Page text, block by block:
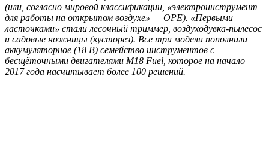
(или, согласно мировой классификации, «электроинструмент
для работы на открытом воздухе» — OPE). «Первыми
ласточками» стали лесочный триммер, воздуходувка-пылесос
и садовые ножницы (кусторез). Все три модели пополнили
аккумуляторное (18 В) семейство инструментов с
бесщёточными двигателями M18 Fuel, которое на начало
2017 года насчитывает более 100 решений.